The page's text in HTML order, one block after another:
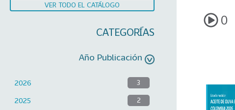
VER TODO EL CATÁLOGO
CATEGORÍAS
Año Publicación
2026 3
2025 2
0